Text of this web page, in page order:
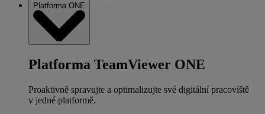
Platforma ONE
Platforma TeamViewer ONE
Proaktivně spravujte a optimalizujte své digitální pracoviště
v jedné platformě.